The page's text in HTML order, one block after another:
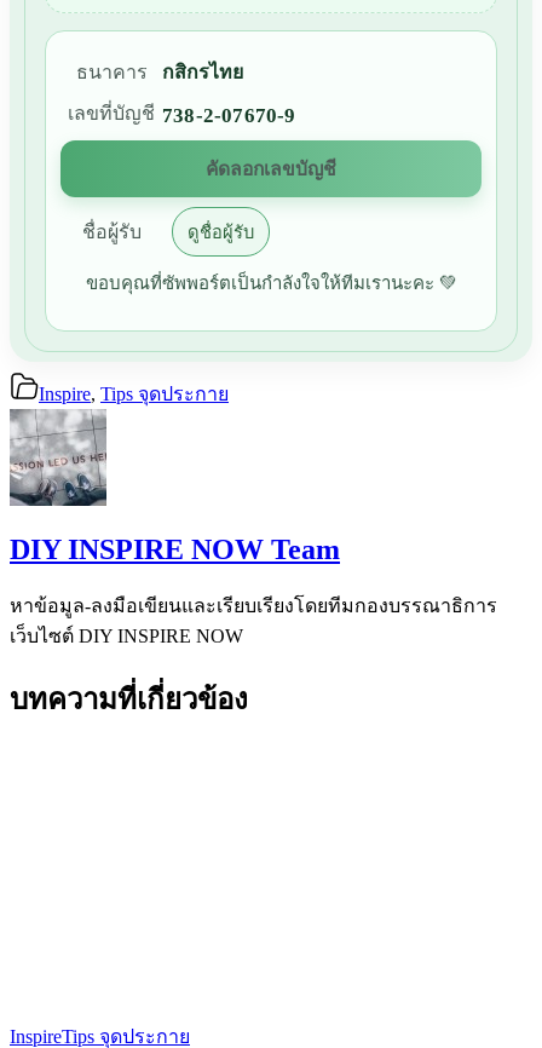
ธนาคาร
กสิกรไทย
เลขที่บัญชี 738-2-07670-9
คัดลอกเลขบัญชี
ชื่อผู้รับ ดูชื่อผู้รับ
ขอบคุณที่ซัพพอร์ตเป็นกำลังใจให้ทีมเรานะคะ 💚
Inspire, Tips จุดประกาย
DIY INSPIRE NOW Team
หาข้อมูล-ลงมือเขียนและเรียบเรียงโดยทีมกองบรรณาธิการ
เว็บไซต์ DIY INSPIRE NOW
บทความที่เกี่ยวข้อง
InspireTips จุดประกาย